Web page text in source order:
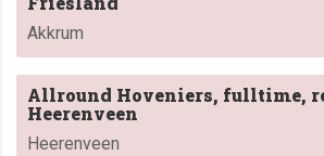
Akkrum
Allround Hoveniers, fulltime,
Heerenveen
Heerenveen